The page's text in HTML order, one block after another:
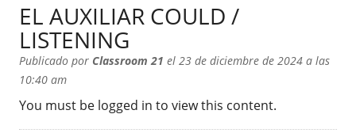
EL AUXILIAR COULD /
LISTENING
Publicado por Classroom 21 el 23 de diciembre de 2024 a las
10:40 am
You must be logged in to view this content.